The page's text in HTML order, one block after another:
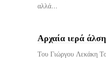
αλλά...
Αρχαία ιερά
Του Γιώργου Λεκάκη